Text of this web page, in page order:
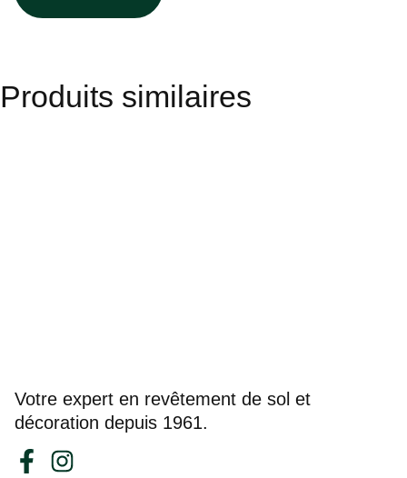
Produits similaires
Votre expert en revêtement de sol et
décoration depuis 1961.